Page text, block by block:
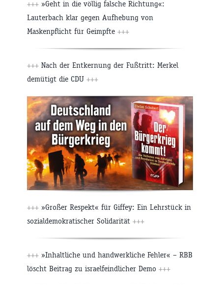
+++ »Geht in die völlig falsche Richtung«:
Lauterbach klar gegen Aufhebung von
Maskenpflicht für Geimpfte +++
+++ Nach der Entkernung der Fußtritt: Merkel
demütigt die CDU +++
+++ »Großer Respekt« für Giffey: Ein Lehrstück in
sozialdemokratischer Solidarität +++
+++ »Inhaltliche und handwerkliche Fehler« – RBB
löscht Beitrag zu israelfeindlicher Demo +++